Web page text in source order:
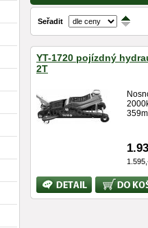
Seřadit ↑
↓
YT-1720 pojízdný
2T
Bližší
informace
Koupit